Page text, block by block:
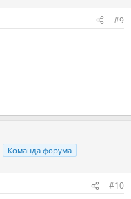
#9
Команда форума
#10